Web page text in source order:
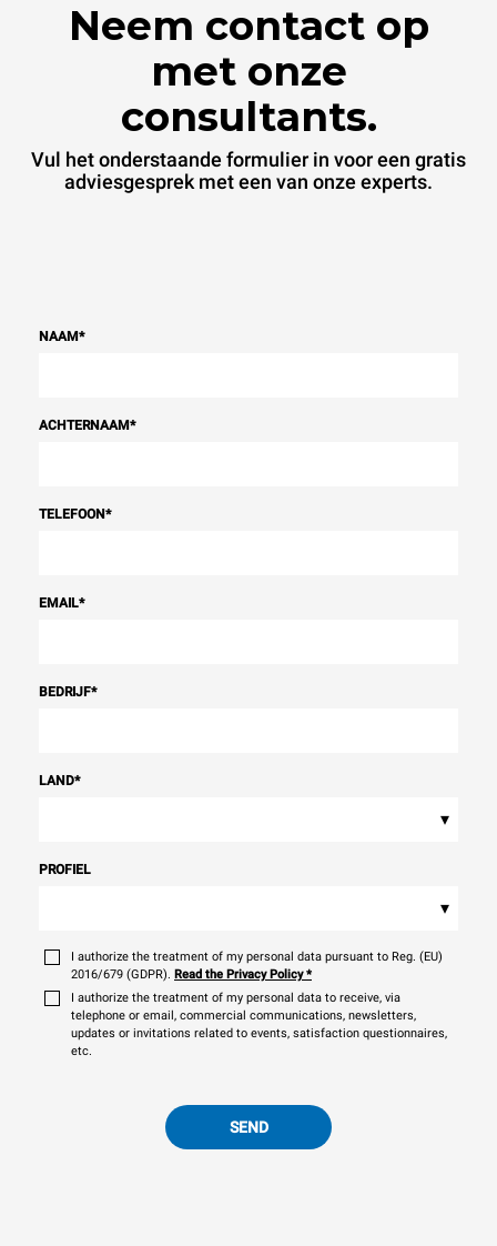
Neem contact op
met onze
consultants.
Vul het onderstaande formulier in voor een gratis
adviesgesprek met een van onze experts.
NAAM*
ACHTERNAAM*
TELEFOON*
EMAIL*
BEDRIJF*
LAND*
▾
PROFIEL
▾
I authorize the treatment of my personal data pursuant to Reg. (EU)
2016/679 (GDPR). Read the Privacy Policy*
I authorize the treatment of my personal data to receive, via
telephone or email, commercial communications, newsletters,
updates or invitations related to events, satisfaction questionnaires,
etc.
SEND